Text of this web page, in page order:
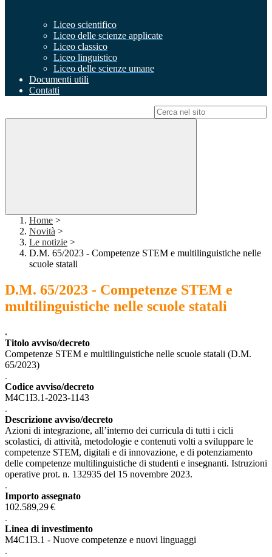
Liceo scientifico
Liceo delle scienze applicate
Liceo classico
Liceo linguistico
Liceo delle scienze umane
Documenti utili
Contatti
Home >
Novità >
Le notizie >
D.M. 65/2023 - Competenze STEM e multilinguistiche nelle
scuole statali
D.M. 65/2023 - Competenze STEM e
multilinguistiche nelle scuole statali
.
Titolo avviso/decreto
Competenze STEM e multilinguistiche nelle scuole statali (D.M.
65/2023)
.
Codice avviso/decreto
M4C1I3.1-2023-1143
.
Descrizione avviso/decreto
Azioni di integrazione, all’interno dei curricula di tutti i cicli
scolastici, di attività, metodologie e contenuti volti a sviluppare le
competenze STEM, digitali e di innovazione, e di potenziamento
delle competenze multilinguistiche di studenti e insegnanti. Istruzioni
operative prot. n. 132935 del 15 novembre 2023.
.
Importo assegnato
102.589,29 €
.
Linea di investimento
M4C1I3.1 - Nuove competenze e nuovi linguaggi
.